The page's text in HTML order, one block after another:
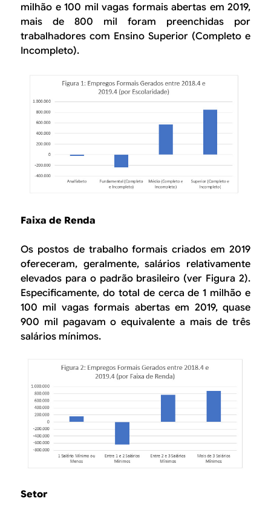
milhão e 100 mil vagas formais abertas em 2019,
mais de 800 mil foram preenchidas por
trabalhadores com Ensino Superior (Completo e
Incompleto).
Faixa de Renda
Os postos de trabalho formais criados em 2019
ofereceram, geralmente, salários relativamente
elevados para o padrão brasileiro (ver Figura 2).
Especificamente, do total de cerca de 1 milhão e
100 mil vagas formais abertas em 2019, quase
900 mil pagavam o equivalente a mais de três
salários mínimos.
Setor